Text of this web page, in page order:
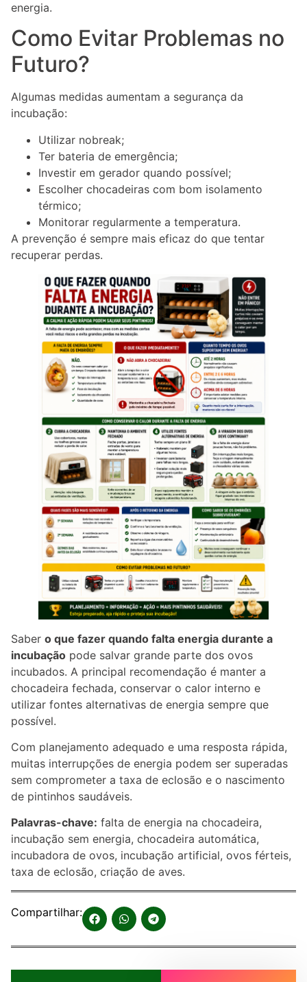
energia.
Como Evitar Problemas no
Futuro?
Algumas medidas aumentam a segurança da
incubação:
Utilizar nobreak;
Ter bateria de emergência;
Investir em gerador quando possível;
Escolher chocadeiras com bom isolamento
térmico;
Monitorar regularmente a temperatura.
A prevenção é sempre mais eficaz do que tentar
recuperar perdas.
Saber o que fazer quando falta energia durante a
incubação pode salvar grande parte dos ovos
incubados. A principal recomendação é manter a
chocadeira fechada, conservar o calor interno e
utilizar fontes alternativas de energia sempre que
possível.
Com planejamento adequado e uma resposta rápida,
muitas interrupções de energia podem ser superadas
sem comprometer a taxa de eclosão e o nascimento
de pintinhos saudáveis.
Palavras-chave: falta de energia na chocadeira,
incubação sem energia, chocadeira automática,
incubadora de ovos, incubação artificial, ovos férteis,
taxa de eclosão, criação de aves.
Compartilhar: